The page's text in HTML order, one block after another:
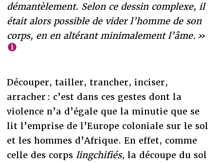
démantèlement. Selon ce dessin complexe, il
était alors possible de vider l’homme de son
corps, en en altérant minimalement l’âme. »
Découper, tailler, trancher, inciser,
arracher : c’est dans ces gestes dont la
violence n’a d’égale que la minutie que se
lit l’emprise de l’Europe coloniale sur le sol
et les hommes d’Afrique. En effet, comme
celle des corps lingchifiés, la découpe du sol